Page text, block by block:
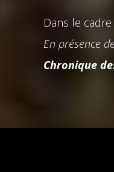
Dans le cadre
En présence
Chronique